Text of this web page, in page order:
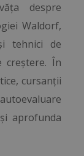
despre
Waldorf,
tehnici de
creștere. În
cursanții
aprofunda